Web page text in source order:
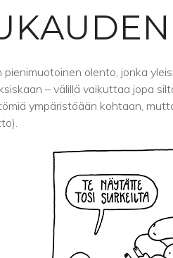
pienimuotoinen olento, jonka
– välillä vaikuttaa jopa
ympäristöään kohtaan,